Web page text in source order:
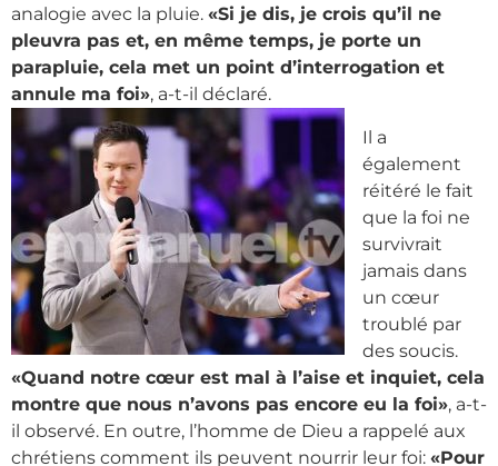
analogie avec la pluie. «Si je dis, je crois qu’il ne
pleuvra pas et, en même temps, je porte un
parapluie, cela met un point d’interrogation et
annule ma foi», a-t-il déclaré.
Il a
également
réitéré le fait
que la foi ne
survivrait
jamais dans
un cœur
troublé par
des soucis.
«Quand notre cœur est mal à l’aise et inquiet, cela
montre que nous n’avons pas encore eu la foi», a-t-
il observé. En outre, l’homme de Dieu a rappelé aux
chrétiens comment ils peuvent nourrir leur foi: «Pour